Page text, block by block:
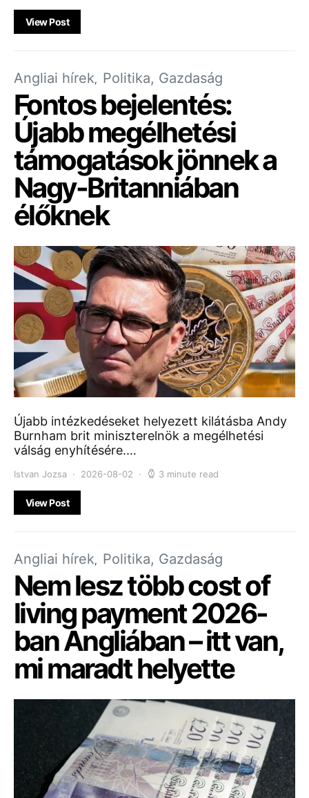
View Post
Angliai hírek Politika, Gazdaság
Fontos bejelentés:
Újabb megélhetési
támogatások jönnek a
Nagy-Britanniában
élőknek
Újabb intézkedéseket helyezett kilátásba Andy
Burnham brit miniszterelnök a megélhetési
válság enyhítésére.…
Istvan Jozsa 2026-08-02 3 minute read
View Post
Angliai hírek Politika, Gazdaság
Nem lesz több cost of
living payment 2026-
ban Angliában – itt van,
mi maradt helyette